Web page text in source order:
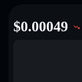
$0.00049